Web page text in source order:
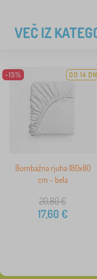
VEČ IZ
-15% DO 14
Bombažna rjuha 180x80
cm - bela
20,80€
17,60 €